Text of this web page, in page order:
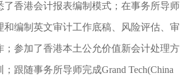
了香港会计报表编制模式；在事务所导师
和编制英文审计工作底稿、风险评估、审
；参加了香港本土公允价值新会计处理方
跟随事务所导师完成Grand Tech(China